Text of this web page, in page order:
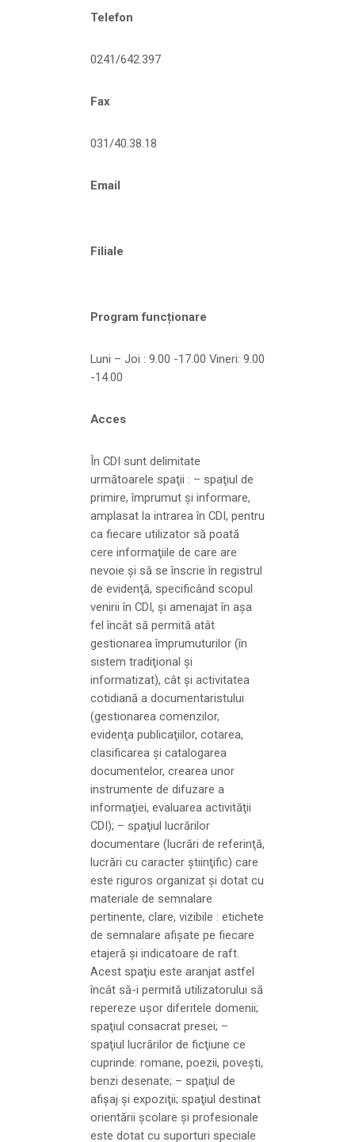
Telefon
0241/642.397
Fax
031/40.38.18
Email
Filiale
Program funcționare
Luni – Joi : 9.00 -17.00 Vineri: 9.00
-14.00
Acces
În CDI sunt delimitate
următoarele spaţii : – spaţiul de
primire, împrumut şi informare,
amplasat la intrarea în CDI, pentru
ca fiecare utilizator să poată
cere informaţiile de care are
nevoie şi să se înscrie în registrul
de evidenţă, specificând scopul
venirii în CDI, şi amenajat în aşa
fel încât să permită atât
gestionarea împrumuturilor (în
sistem tradiţional şi
informatizat), cât şi activitatea
cotidiană a documentaristului
(gestionarea comenzilor,
evidenţa publicaţiilor, cotarea,
clasificarea şi catalogarea
documentelor, crearea unor
instrumente de difuzare a
informaţiei, evaluarea activităţii
CDI); – spaţiul lucrărilor
documentare (lucrări de referinţă,
lucrări cu caracter ştiinţific) care
este riguros organizat şi dotat cu
materiale de semnalare
pertinente, clare, vizibile : etichete
de semnalare afişate pe fiecare
etajeră şi indicatoare de raft.
Acest spaţiu este aranjat astfel
încât să-i permită utilizatorului să
repereze uşor diferitele domenii;
spaţiul consacrat presei; –
spaţiul lucrărilor de ficţiune ce
cuprinde: romane, poezii, poveşti,
benzi desenate; – spaţiul de
afişaj şi expoziţii; spaţiul destinat
orientării şcolare şi profesionale
este dotat cu suporturi speciale